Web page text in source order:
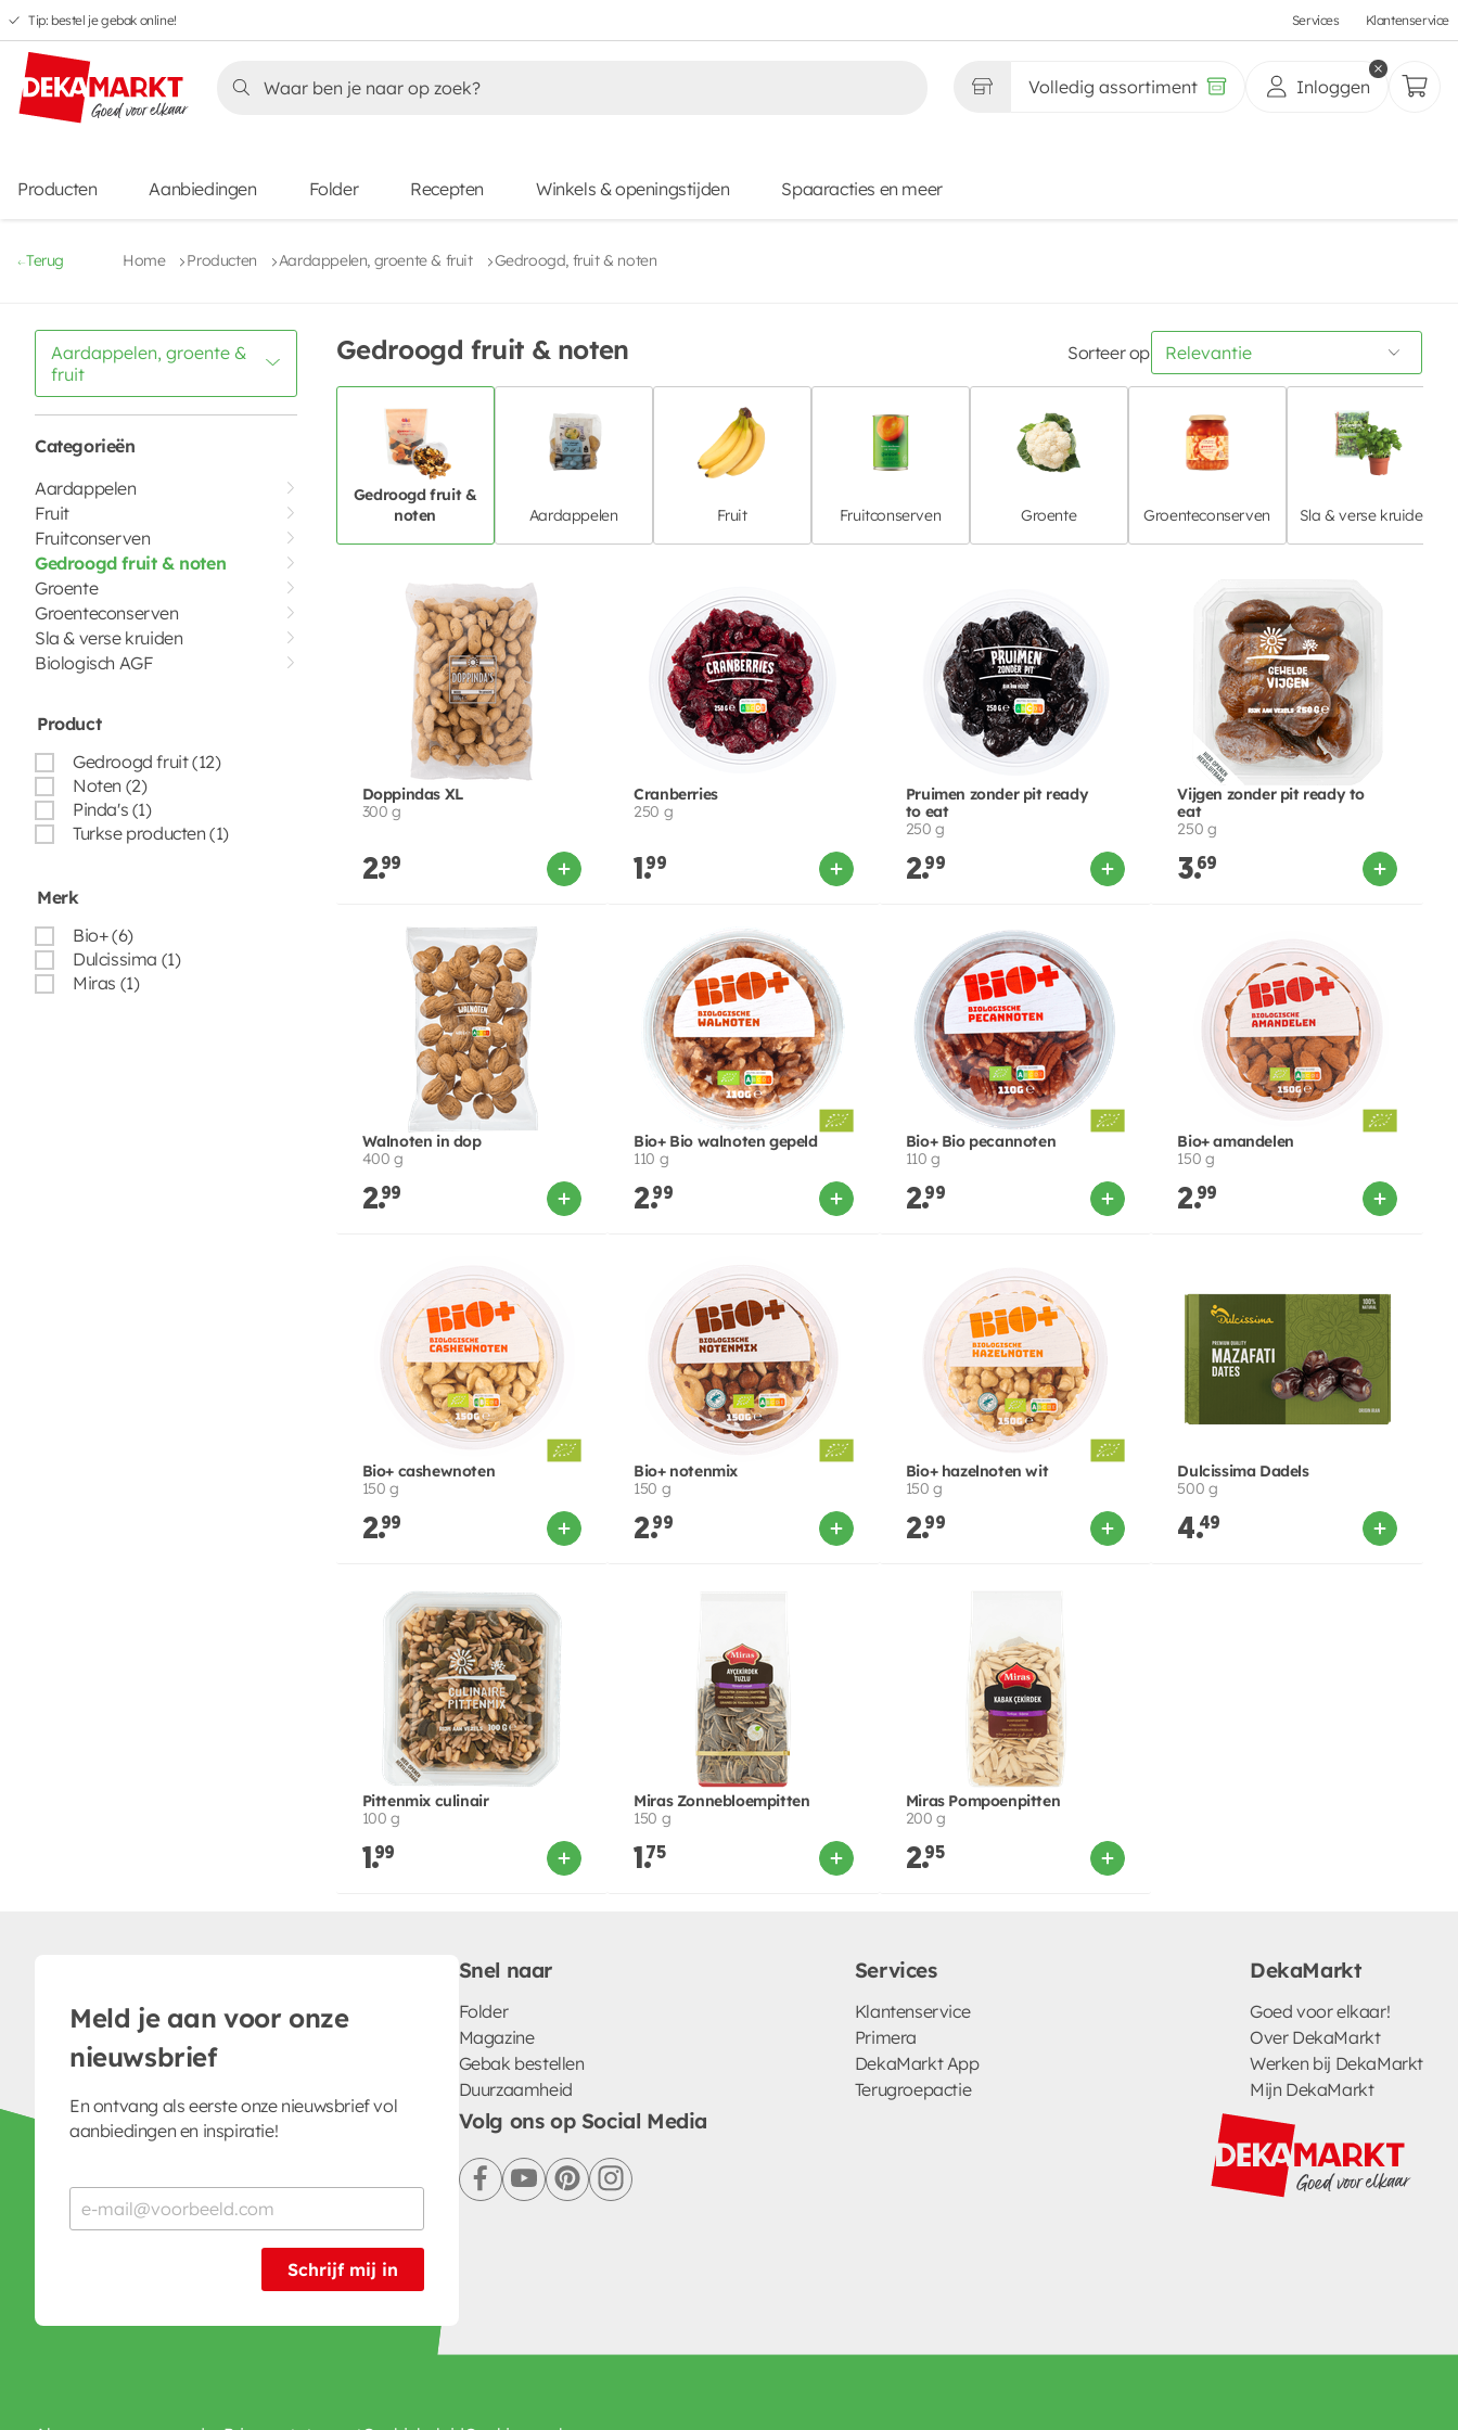
Overslaan
naar
hoofdnavigatie
Overslaan
naar
hoofdinhoud
Overslaan
naar
voettekstinhoud
Overslaan
naar
aanbiedingen
Tip: bestel je gebak online! Services Klantenservice
Volledig assortiment Inloggen
Producten Aanbiedingen Folder Recepten Winkels & openingstijden Spaaracties en meer
Terug Home Producten Aardappelen, groente & fruit Gedroogd, fruit & noten
Aardappelen, groente &
fruit
Categorieën
Aardappelen
Fruit
Fruitconserven
Gedroogd fruit & noten
Groente
Groenteconserven
Sla & verse kruiden
Biologisch AGF
Product
Gedroogd fruit (12)
Noten (2)
Pinda's (1)
Turkse producten (1)
Merk
Bio+ (6)
Dulcissima (1)
Miras (1)
Gedroogd fruit & noten Sorteer op
Gedroogd fruit &
noten
Aardappelen Fruit Fruitconserven Groente Groenteconserven Sla & verse kruiden
Doppindas XL
300 g
2.99
Cranberries
250 g
1.99
Pruimen zonder pit ready
to eat
250 g
2.99
Vijgen zonder pit ready to
eat
250 g
3.69
Walnoten in dop
400 g
2.99
Bio+ Bio walnoten gepeld
110 g
2.99
Bio+ Bio pecannoten
110 g
2.99
Bio+ amandelen
150 g
2.99
Bio+ cashewnoten
150 g
2.99
Bio+ notenmix
150 g
2.99
Bio+ hazelnoten wit
150 g
2.99
Dulcissima Dadels
500 g
4.49
Pittenmix culinair
100 g
1.99
Miras Zonnebloempitten
150 g
1.75
Miras Pompoenpitten
200 g
2.95
Meld je aan voor onze
nieuwsbrief
En ontvang als eerste onze nieuwsbrief vol
aanbiedingen en inspiratie!
Schrijf mij in
Snel naar
Folder
Magazine
Gebak bestellen
Duurzaamheid
Services
Klantenservice
Primera
DekaMarkt App
Terugroepactie
DekaMarkt
Goed voor elkaar!
Over DekaMarkt
Werken bij DekaMarkt
Mijn DekaMarkt
Volg ons op Social Media
facebookyoutubepinterestinstagram